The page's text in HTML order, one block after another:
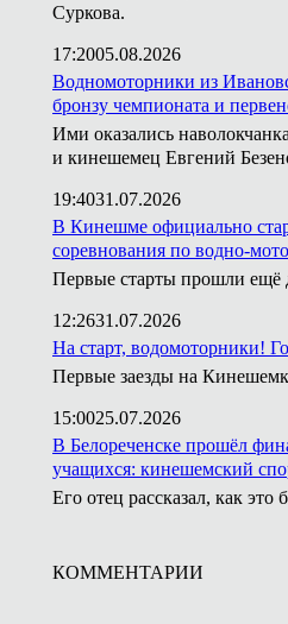
Суркова.
17:2005.08.2026
Водномоторники из
бронзу чемпионата и
Ими оказались
и кинешемец Евгений
19:4031.07.2026
В Кинешме официально
соревнования по водно-
Первые старты прошли ещё
12:2631.07.2026
На старт, водомоторники!
Первые заезды на
15:0025.07.2026
В Белореченске прошёл
учащихся: кинешемский
Его отец рассказал, как это
КОММЕНТАРИИ